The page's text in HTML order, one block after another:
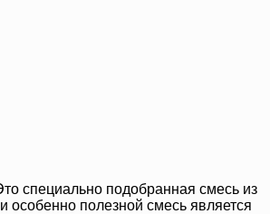
специально подобранная смесь из
особенно полезной смесь является